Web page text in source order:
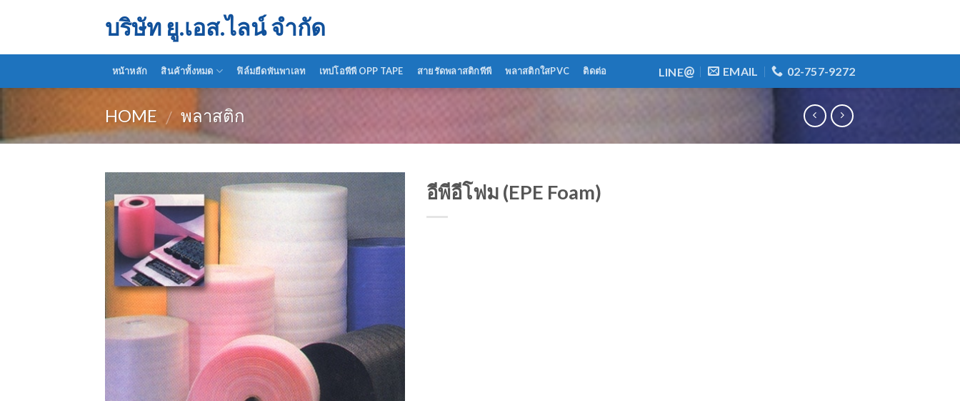
บริษัท ยู.เอส.ไลน์ จำกัด
หน้าหลัก สินค้าทั้งหมด ฟิล์มยืดพันพาเลท เทปโอพีพี OPP TAPE สายรัดพลาสติกพีพี พลาสติกใสPVC ติดต่อ LINE@ EMAIL 02-757-9272
HOME / พลาสติก
อีพีอีโฟม (EPE Foam)